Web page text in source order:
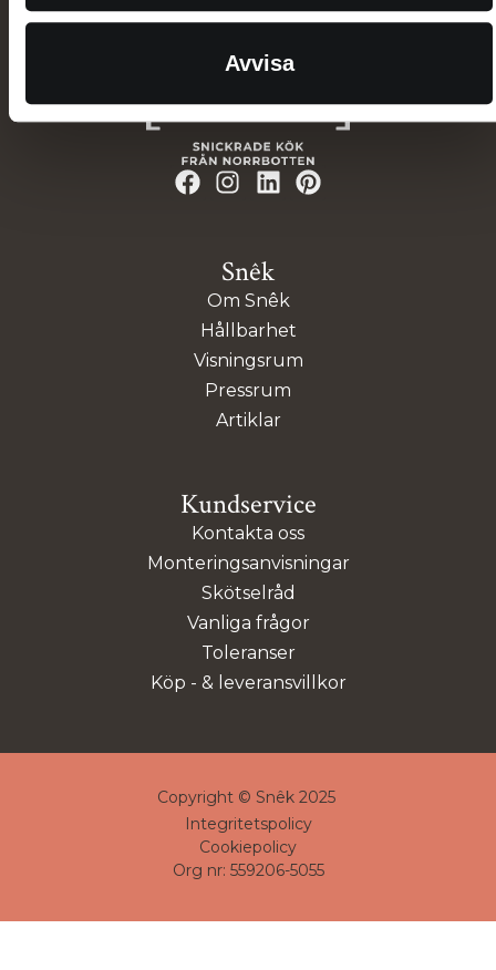
Avvisa
Snêk
Om Snêk
Hållbarhet
Visningsrum
Pressrum
Artiklar
Kundservice
Kontakta oss
Monteringsanvisningar
Skötselråd
Vanliga frågor
Toleranser
Köp - & leveransvillkor
Copyright © Snêk 2025
Integritetspolicy
Cookiepolicy
Org nr: 559206-5055